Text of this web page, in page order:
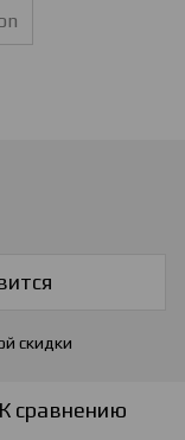
скидки
К сравнению